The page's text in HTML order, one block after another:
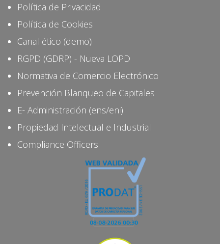
Política de Privacidad
Política de Cookies
Canal ético (demo)
RGPD (GDRP) - Nueva LOPD
Normativa de Comercio Electrónico
Prevención Blanqueo de Capitales
E- Administración (ens/eni)
Propiedad Intelectual e Industrial
Compliance Officers